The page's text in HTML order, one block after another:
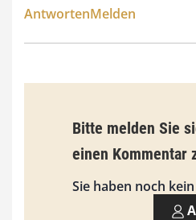
AntwortenMelden
Bitte melden Sie
einen Kommentar
Sie haben noch